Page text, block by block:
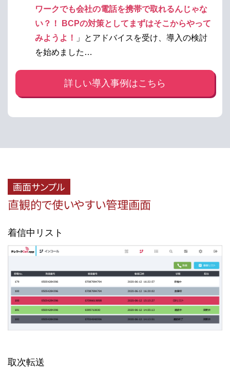
ワークでも会社の電話を携帯で取れるんじゃな
い？！ BCPの対策としてまずはそこからやって
みようよ！
」とアドバイスを受け、導入の検討
を始めました…
詳しい導入事例はこちら
画面サンプル
直観的で使いやすい管理画面
着信中リスト
取次転送